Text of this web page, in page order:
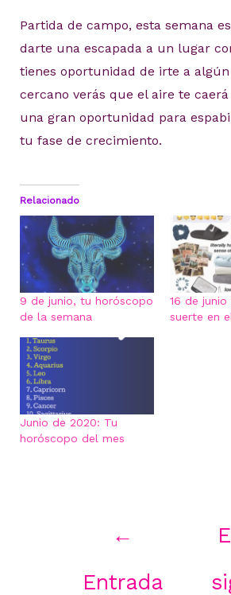
Partida de campo, esta semana
darte una escapada a un lugar
tienes oportunidad de irte a
cercano verás que el aire te
una gran oportunidad para
tu fase de crecimiento.
Relacionado
9 de junio, tu horóscopo
de la semana
16 de
suerte en
Junio de 2020: Tu
horóscopo del mes
←
Entrada